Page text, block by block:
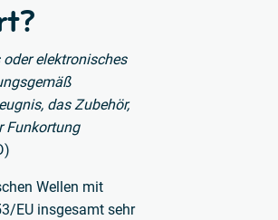
oder elektronisches
das Zubehör,
Funkortung
Wellen mit
EU insgesamt sehr